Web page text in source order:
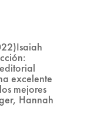
excelente
mejores
Hannah